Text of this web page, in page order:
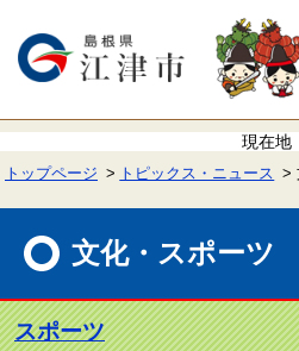
で
ば
本トップページ トピックス・ニュース
文化・スポーツ
スポーツ